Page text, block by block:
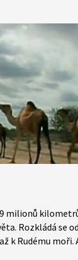
milionů
Rozkládá se
k Rudému moři.